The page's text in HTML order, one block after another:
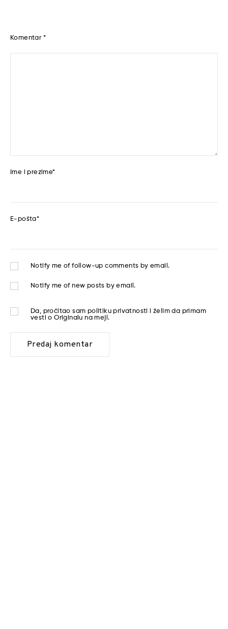
Komentar *
Ime i prezime*
E-pošta*
Notify me of follow-up comments by email.
Notify me of new posts by email.
Da, pročitao sam politiku privatnosti
i želim da primam
vesti o Originalu na mejl.